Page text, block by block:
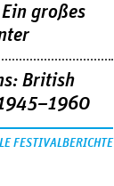
großes
British
FESTIVALBERICHTE